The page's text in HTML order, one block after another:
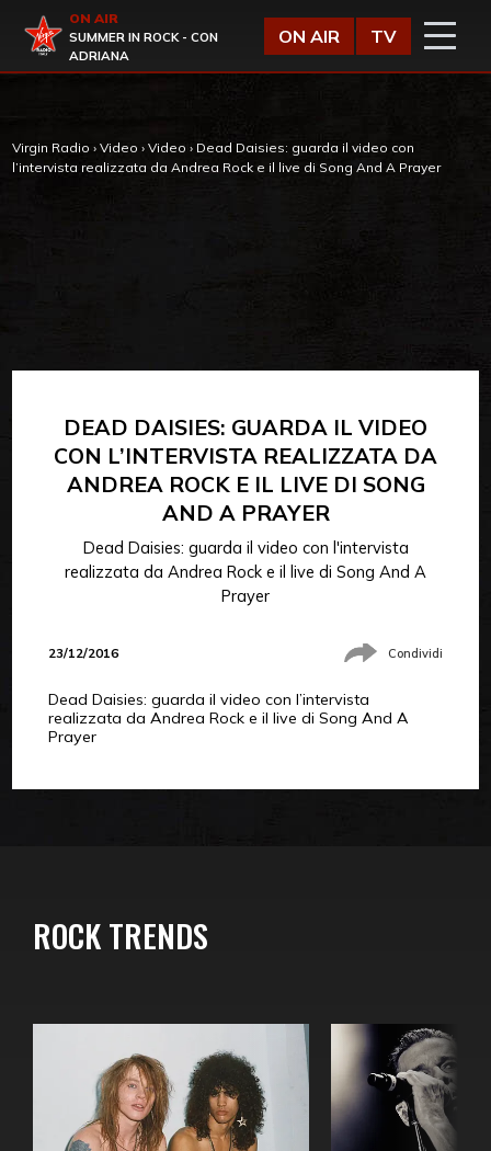
Virgin Radio
ON AIR
SUMMER IN ROCK - CON
ADRIANA
ON AIR TV
Virgin Radio › Video › Video › Dead Daisies: guarda il video con
l’intervista realizzata da Andrea Rock e il live di Song And A Prayer
DEAD DAISIES: GUARDA IL VIDEO
CON L’INTERVISTA REALIZZATA DA
ANDREA ROCK E IL LIVE DI SONG
AND A PRAYER
Dead Daisies: guarda il video con l'intervista
realizzata da Andrea Rock e il live di Song And A
Prayer
23/12/2016 Condividi
Dead Daisies: guarda il video con l’intervista
realizzata da Andrea Rock e il live di Song And A
Prayer
ROCK TRENDS